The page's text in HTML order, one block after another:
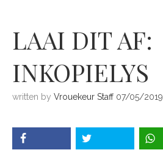
LAAI DIT AF:
INKOPIELYS
written by Vrouekeur Staff 07/05/2019